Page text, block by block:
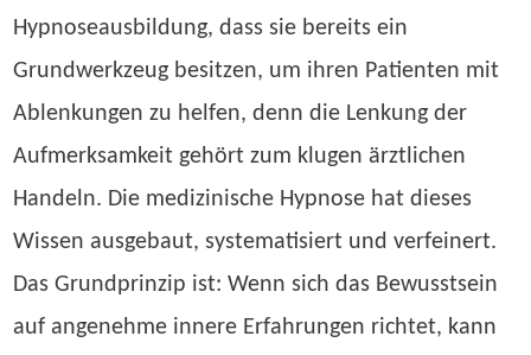
Hypnoseausbildung, dass sie bereits ein
Grundwerkzeug besitzen, um ihren Patienten mit
Ablenkungen zu helfen, denn die Lenkung der
Aufmerksamkeit gehört zum klugen ärztlichen
Handeln. Die medizinische Hypnose hat dieses
Wissen ausgebaut, systematisiert und verfeinert.
Das Grundprinzip ist: Wenn sich das Bewusstsein
auf angenehme innere Erfahrungen richtet, kann